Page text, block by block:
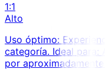
1:1
Alto
Uso óptimo:
categoría. Ideal para:
por